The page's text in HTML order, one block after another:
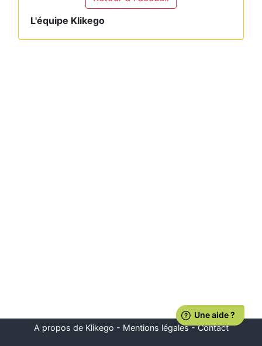
L'équipe Klikego
A propos de Klikego - Mentions légales-Contact